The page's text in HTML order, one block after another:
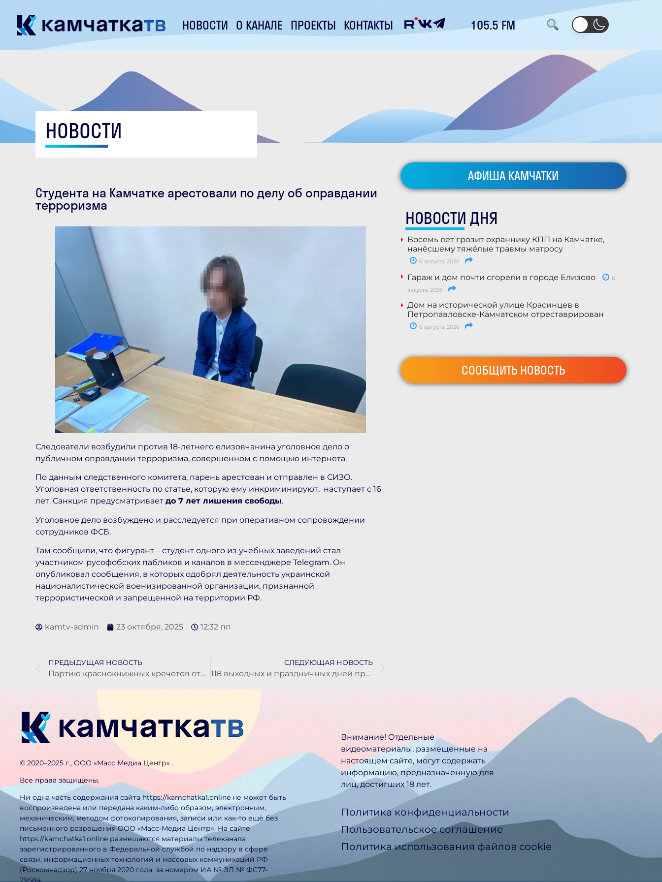
НОВОСТИ О КАНАЛЕ ПРОЕКТЫ КОНТАКТЫ 105.5 FM
НОВОСТИ
Студента на Камчатке арестовали по делу об оправдании
терроризма
Следователи возбудили против 18-летнего елизовчанина уголовное дело о
публичном оправдании терроризма, совершенном с помощью интернета.
По данным следственного комитета, парень арестован и отправлен в СИЗО.
Уголовная ответственность по статье, которую ему инкриминируют, наступает с 16
лет. Санкция предусматривает до 7 лет лишения свободы.
Уголовное дело возбуждено и расследуется при оперативном сопровождении
сотрудников ФСБ.
Там сообщили, что фигурант – студент одного из учебных заведений стал
участником русофобских пабликов и каналов в мессенджере Telegram. Он
опубликовал сообщения, в которых одобрял деятельность украинской
националистической военизированной организации, признанной
террористической и запрещенной на территории РФ.
kamtv-admin 23 октября, 2025 12:32 пп
ПРЕДЫДУЩАЯ НОВОСТЬ
Партию краснокнижных кречетов отправили с Камчатки в Катар
СЛЕДУЮЩАЯ НОВОСТЬ
118 выходных и праздничных дней предстоит отдыхать россиянам в 2026 году
АФИША КАМЧАТКИ
НОВОСТИ ДНЯ
Восемь лет грозит охраннику КПП на Камчатке,
нанёсшему тяжёлые травмы матросу
6 августа, 2026
Гараж и дом почти сгорели в городе Елизово
6
августа, 2026
Дом на исторической улице Красинцев в
Петропавловске-Камчатском отреставрирован
6 августа, 2026
СООБЩИТЬ НОВОСТЬ
©️ 2020–2025 г., ООО «Масс Медиа Центр» .
Все права защищены.
Ни одна часть содержания сайта https://kamchatka1.online не может быть
воспроизведена или передана каким-либо образом, электронным,
механическим, методом фотокопирования, записи или как-то ещё без
письменного разрешения ООО «Масс-Медиа Центр». На сайте
https://kamchatka1.online размещаются материалы телеканала
зарегистрированного в Федеральной службой по надзору в сфере
связи, информационных технологий и массовых коммуникаций РФ
(Роскомнадзор) 27 ноября 2020 года. за номером ИА № ЭЛ № ФС77-
Внимание! Отдельные
видеоматериалы, размещенные на
настоящем сайте, могут содержать
информацию, предназначен­ную для
лиц, достигших 18 лет.
Политика конфиденциальности
Пользовательское соглашение
Политика использования файлов cookie